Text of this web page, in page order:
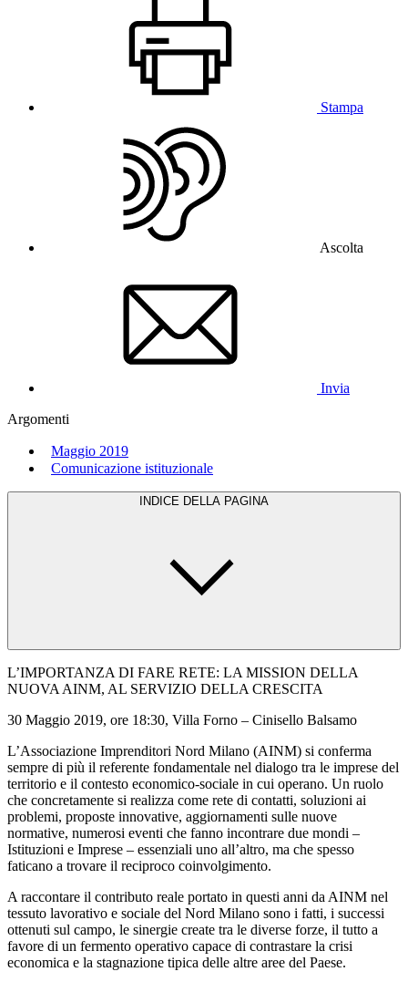
Stampa
Ascolta
Invia
Argomenti
Maggio 2019
Comunicazione istituzionale
INDICE DELLA PAGINA
L’IMPORTANZA DI FARE RETE: LA MISSION DELLA
NUOVA AINM, AL SERVIZIO DELLA CRESCITA
30 Maggio 2019, ore 18:30, Villa Forno – Cinisello Balsamo
L’Associazione Imprenditori Nord Milano (AINM) si conferma
sempre di più il referente fondamentale nel dialogo tra le imprese del
territorio e il contesto economico-sociale in cui operano. Un ruolo
che concretamente si realizza come rete di contatti, soluzioni ai
problemi, proposte innovative, aggiornamenti sulle nuove
normative, numerosi eventi che fanno incontrare due mondi –
Istituzioni e Imprese – essenziali uno all’altro, ma che spesso
faticano a trovare il reciproco coinvolgimento.
A raccontare il contributo reale portato in questi anni da AINM nel
tessuto lavorativo e sociale del Nord Milano sono i fatti, i successi
ottenuti sul campo, le sinergie create tra le diverse forze, il tutto a
favore di un fermento operativo capace di contrastare la crisi
economica e la stagnazione tipica delle altre aree del Paese.